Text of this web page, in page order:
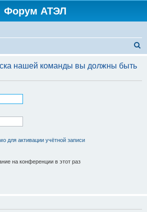
Форум АТЭЛ
с
нашей команды вы должны быть
для активации учётной записи
на конференции в этот раз